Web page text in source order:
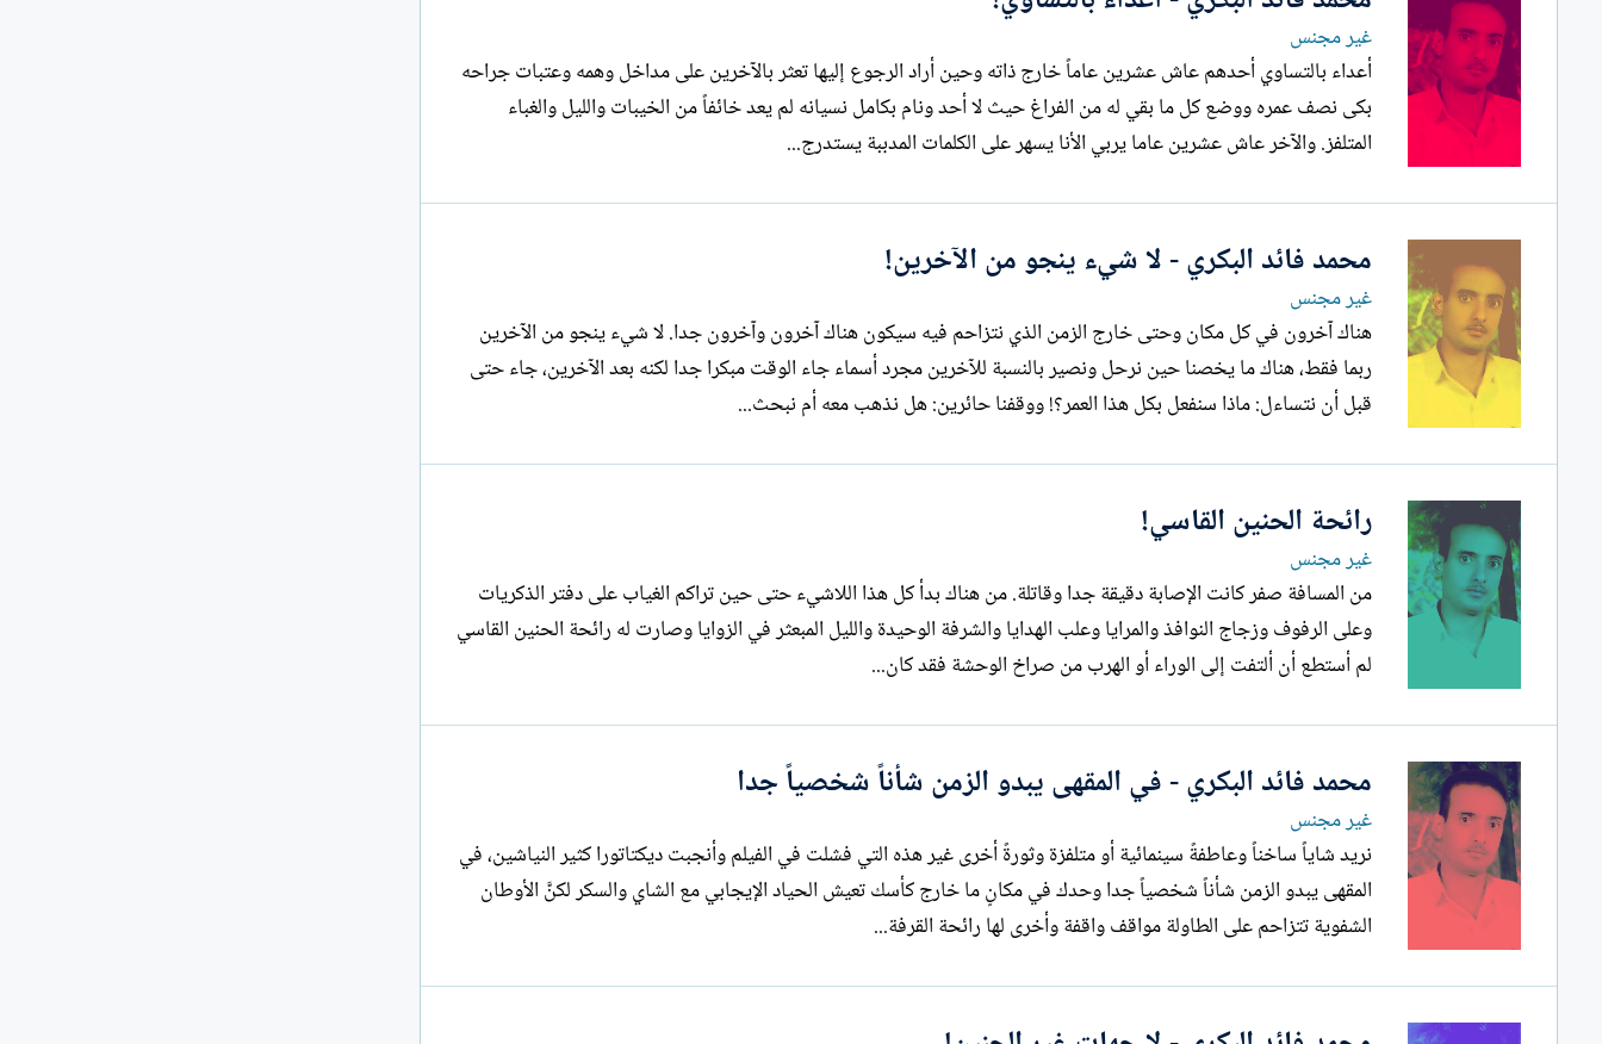
غير مجنس
أعداء بالتساوي أحدهم عاش عشرين عاماً خارج ذاته وحين أراد الرجوع إليها تعثر بالآخرين على مداخل وهمه وعتبات جراحه
بكى نصف عمره ووضع كل ما بقي له من الفراغ حيث لا أحد ونام بكامل نسيانه لم يعد خائفاً من الخيبات والليل والغباء
المتلفز. والآخر عاش عشرين عاما يربي الأنا يسهر على الكلمات المدببة يستدرج...
محمد فائد البكري - لا شيء ينجو من الآخرين!
غير مجنس
هناك آخرون في كل مكان وحتى خارج الزمن الذي نتزاحم فيه سيكون هناك آخرون وآخرون جدا. لا شيء ينجو من الآخرين
ربما فقط، هناك ما يخصنا حين نرحل ونصير بالنسبة للآخرين مجرد أسماء جاء الوقت مبكرا جدا لكنه بعد الآخرين، جاء حتى
قبل أن نتساءل: ماذا سنفعل بكل هذا العمر؟! ووقفنا حائرين: هل نذهب معه أم نبحث...
رائحة الحنين القاسي!
غير مجنس
من المسافة صفر كانت الإصابة دقيقة جدا وقاتلة. من هناك بدأ كل هذا اللاشيء حتى حين تراكم الغياب على دفتر الذكريات
وعلى الرفوف وزجاج النوافذ والمرايا وعلب الهدايا والشرفة الوحيدة والليل المبعثر في الزوايا وصارت له رائحة الحنين القاسي
لم أستطع أن ألتفت إلى الوراء أو الهرب من صراخ الوحشة فقد كان...
محمد فائد البكري - في المقهى يبدو الزمن شأناً شخصياً جدا
غير مجنس
نريد شاياً ساخناً وعاطفةً سينمائية أو متلفزة وثورةً أخرى غير هذه التي فشلت في الفيلم وأنجبت ديكتاتورا كثير النياشين، في
المقهى يبدو الزمن شأناً شخصياً جدا وحدك في مكانٍ ما خارج كأسك تعيش الحياد الإيجابي مع الشاي والسكر لكنَّ الأوطان
الشفوية تتزاحم على الطاولة مواقف واقفة وأخرى لها رائحة القرفة...